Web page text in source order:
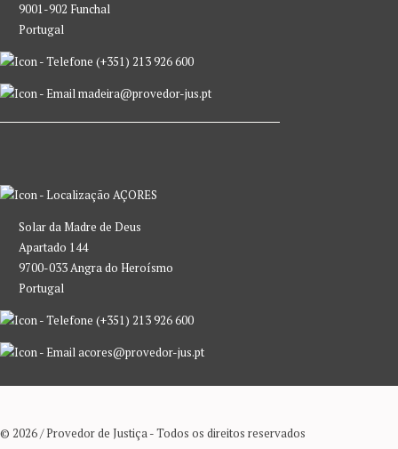
9001-902 Funchal
Portugal
(+351) 213 926 600
madeira@provedor-jus.pt
AÇORES
Solar da Madre de Deus
Apartado 144
9700-033 Angra do Heroísmo
Portugal
(+351) 213 926 600
acores@provedor-jus.pt
© 2026 / Provedor de Justiça - Todos os direitos reservados